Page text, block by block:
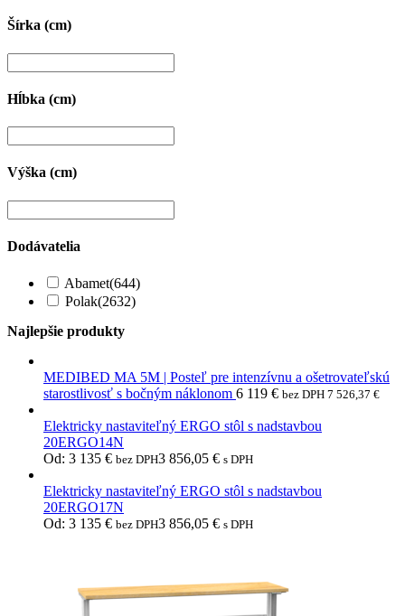
Šírka (cm)
Hĺbka (cm)
Výška (cm)
Dodávatelia
Abamet(644)
Polak(2632)
Najlepšie produkty
MEDIBED MA 5M | Posteľ pre intenzívnu a ošetrovateľskú
starostlivosť s bočným náklonom 6 119 € bez DPH 7 526,37 €
Elektricky nastaviteľný ERGO stôl s nadstavbou
20ERGO14N
Od: 3 135 € bez DPH3 856,05 € s DPH
Elektricky nastaviteľný ERGO stôl s nadstavbou
20ERGO17N
Od: 3 135 € bez DPH3 856,05 € s DPH